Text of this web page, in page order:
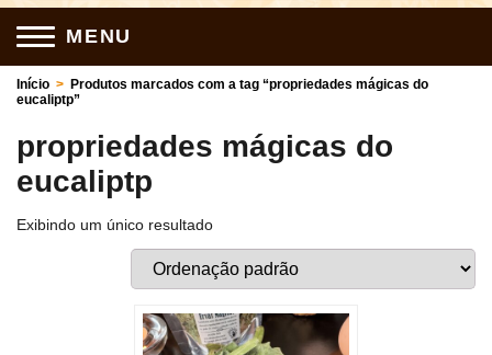
MENU
Início > Produtos marcados com a tag “propriedades mágicas do
eucaliptp”
propriedades mágicas do
eucaliptp
Exibindo um único resultado